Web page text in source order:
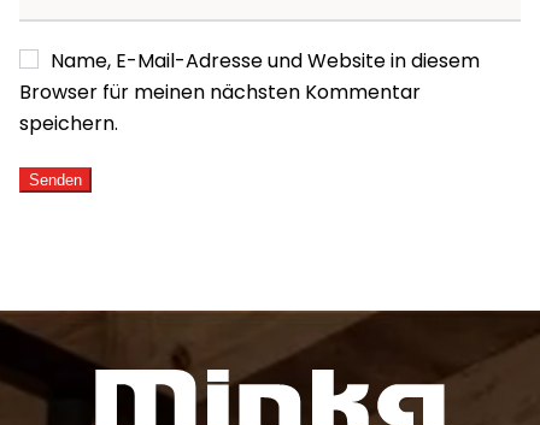
Name, E-Mail-Adresse und Website in diesem
Browser für meinen nächsten Kommentar
speichern.